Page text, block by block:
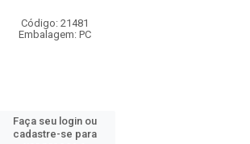
Código: 21481
Embalagem: PC
Faça seu login ou
cadastre-se para